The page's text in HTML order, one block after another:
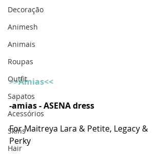
Decoração
Animesh
Animais
Roupas
Outfit
Sapatos
Acessórios
Skins
Hair
>>Amias<<
-amias - ASENA dress
For Maitreya Lara & Petite, Legacy &
Perky